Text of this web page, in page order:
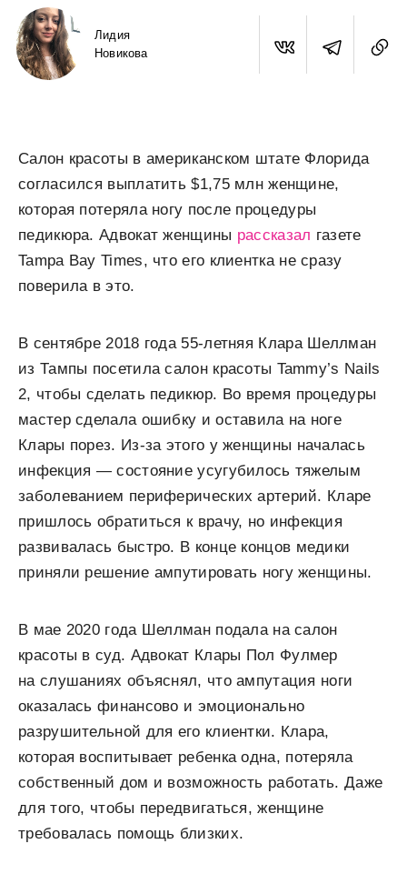
Лидия
Новикова
Салон красоты в американском штате Флорида
согласился выплатить $1,75 млн женщине,
которая потеряла ногу после процедуры
педикюра. Адвокат женщины рассказал газете
Tampa Bay Times, что его клиентка не сразу
поверила в это.
В сентябре 2018 года 55-летняя Клара Шеллман
из Тампы посетила салон красоты Tammy’s Nails
2, чтобы сделать педикюр. Во время процедуры
мастер сделала ошибку и оставила на ноге
Клары порез. Из-за этого у женщины началась
инфекция — состояние усугубилось тяжелым
заболеванием периферических артерий. Кларе
пришлось обратиться к врачу, но инфекция
развивалась быстро. В конце концов медики
приняли решение ампутировать ногу женщины.
В мае 2020 года Шеллман подала на салон
красоты в суд. Адвокат Клары Пол Фулмер
на слушаниях объяснял, что ампутация ноги
оказалась финансово и эмоционально
разрушительной для его клиентки. Клара,
которая воспитывает ребенка одна, потеряла
собственный дом и возможность работать. Даже
для того, чтобы передвигаться, женщине
требовалась помощь близких.